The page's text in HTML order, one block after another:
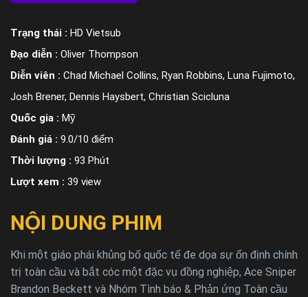
Trạng thái : HD Vietsub
Đạo diễn : Oliver Thompson
Diễn viên : Chad Michael Collins, Ryan Robbins, Luna Fujimoto,
Josh Brener, Dennis Haysbert, Christian Scicluna
Quốc gia : Mỹ
Đánh giá : 9.0/10 điểm
Thời lượng : 93 Phút
Lượt xem : 39 view
NỘI DUNG PHIM
Khi một giáo phái khủng bố quốc tế đe dọa sự ổn định chính
trị toàn cầu và bắt cóc một đặc vụ đồng nghiệp, Ace Sniper
Brandon Beckett và Nhóm Tình báo & Phản ứng Toàn cầu